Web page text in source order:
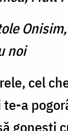
noi
cel
a
goneşti